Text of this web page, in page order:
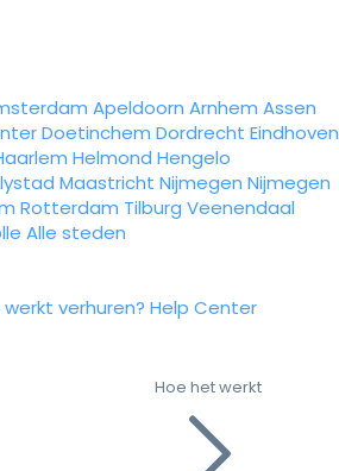
Apeldoorn Arnhem Assen
Doetinchem Dordrecht Eindhoven
Helmond Hengelo
Maastricht Nijmegen Nijmegen
Rotterdam Tilburg Veenendaal
Alle steden
werkt verhuren? Help Center
Hoe het werkt